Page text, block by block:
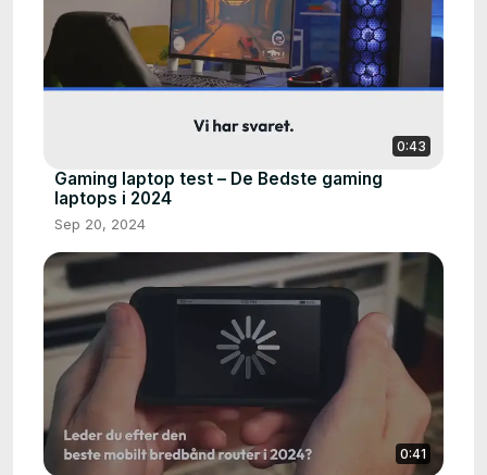
0:43
Gaming laptop test – De Bedste gaming
laptops i 2024
Sep 20, 2024
0:41